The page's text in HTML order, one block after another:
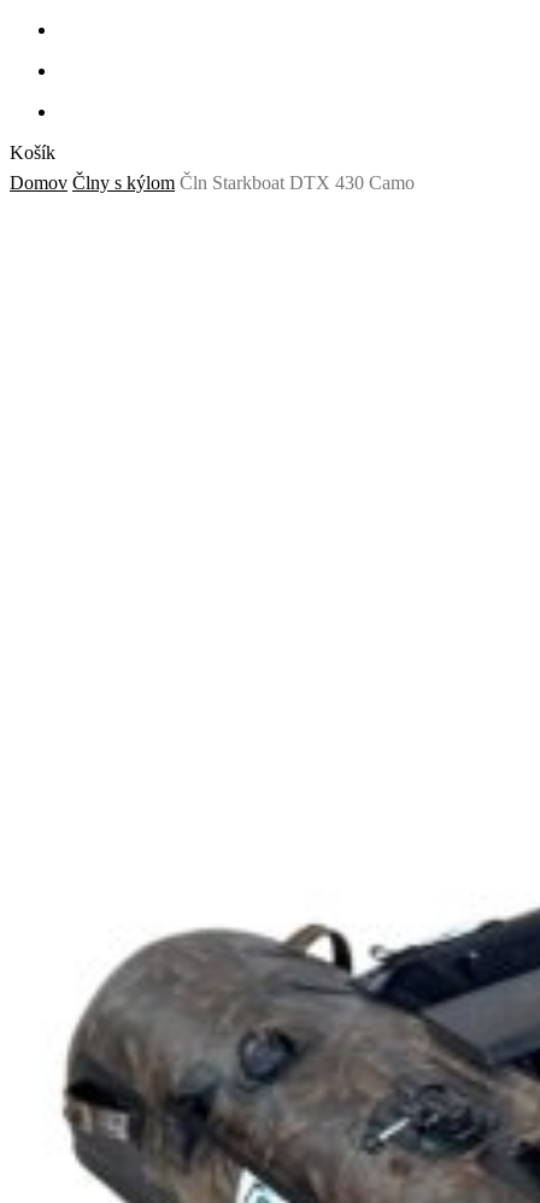
KošíkClose
Cart
Domov Člny s kýlom Čln Starkboat DTX 430 Camo